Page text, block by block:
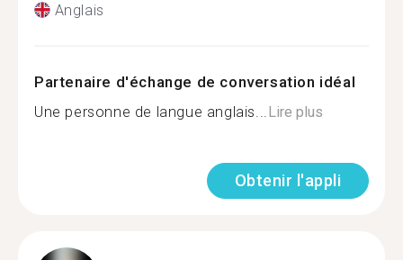
Anglais
Partenaire d'échange de conversation idéal
Une personne de langue anglais... Lire plus
Obtenir l'appli